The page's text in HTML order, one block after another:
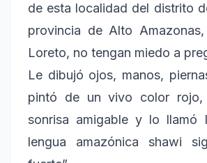
de esta localidad del distrito
provincia de Alto
Loreto, no tengan miedo a
Le dibujó ojos, manos,
pintó de un vivo color rojo,
sonrisa amigable y lo llamó
lengua amazónica shawi